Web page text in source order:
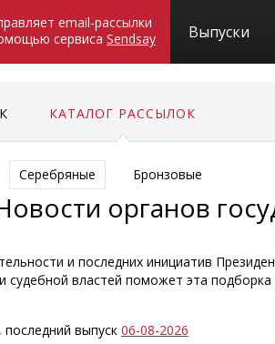
email-рассылки
сервиса Sendsay Выпуски
КАТАЛОГ РАССЫЛОК
Серебряные Бронзовые
органов
и последних инициатив
судебной властей поможет эта
последний выпуск 06-08-2026